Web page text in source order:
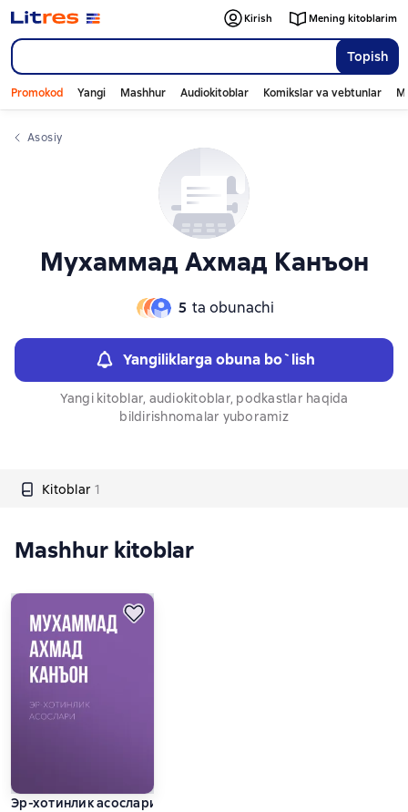
Topish
Kirish Mening kitoblarim
Promokod Yangi Mashhur Audiokitoblar Komikslar va vebtunlar
Asosiy
Мухаммад Ахмад Канъон
5 ta obunachi
Yangiliklarga obuna bo`lish
Yangi kitoblar, audiokitoblar, podkastlar haqida
bildirishnomalar yuboramiz
Kitoblar 1
Слайдер с книгами
Mashhur kitoblar
Эр-хотинлик асослари